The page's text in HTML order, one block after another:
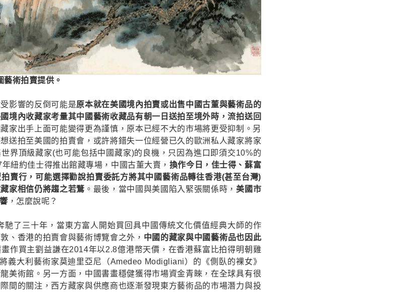
藝術拍賣提供。
影響的反倒可能是原本就在美國境內拍賣或出售中國古董與藝術品的
境內收藏家考量其中國藝術收藏品有朝一日送拍至境外時，流拍送回
藏家出手上面可能變得更為謹慎，原本已經不大的市場將更受抑制。另
送拍至美國的拍賣會，或許將錯失一位經營已久的歐洲私人藏家將家
界頂級藏家(也可能包括中國藏家)的良機，只因為進口即須交10%的
紐約佳士得推出館藏專場，中國古董大賣， 換作今日，佳士得、蘇富
賣行，可能選擇勸說拍賣委託方將其中國藝術品轉往香港(甚至台灣)
家相信仍將趨之若鶩 。最後，當中國與美國陷入緊張關係時， 美國市
，怎麼說呢？
馳了三十年，當東方富人開始買回具中國傳統文化價值經典大師的作
、香港的拍賣會與藝術博覽會之外， 中國的藏家與中國藝術品也因此
畫作買主劉益謙在2014年以2.8億港幣天價，在香港蘇富比拍得明朝雞
義大利藝術家莫迪里亞尼（Amedeo Modigliani）的《側臥的裸女》
美術館。另一方面，中國書畫穩健獲得市場資金青睞，在全球具有很
間的關注，西方藏家與供應商也逐漸發現東方藝術品的市場潛力與投